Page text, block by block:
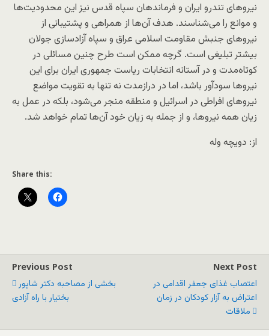
نیروهای تندرو ایران و فرماندهان سپاه قدس نیز این محدودیت‌ها
و موانع را می‌شناسند. هدف آن‌ها از همراهی و پشتیبانی از
نیروهای جنبش مقاومت اسلامی عراق و سپاه آزادسازی جولان
بیشتر تبلیغی است. گرچه ممکن است طرح چنین مسائلی در
کوتاه‌مدت و در آستانه انتخابات ریاست جمهوری ایران برای این
نیروها سودآور باشد، اما در درازمدت نه تنها به تقویت مواضع
نیروهای افراطی در اسرائیل و منطقه منجر می‌شود، بلکه در عمل به
زیان همه نیروها، و از جمله به زیان خود آن‌ها تمام خواهد شد.
از: دویچه وله
Share this:
Previous Post
بخشی از مصاحبه دکتر شاپور
بختیار با راه آزادی
Next Post
اعتصاب غذای جعفر اقدامی در
اعتراض به آزار کودکان در زمان
ملاقات